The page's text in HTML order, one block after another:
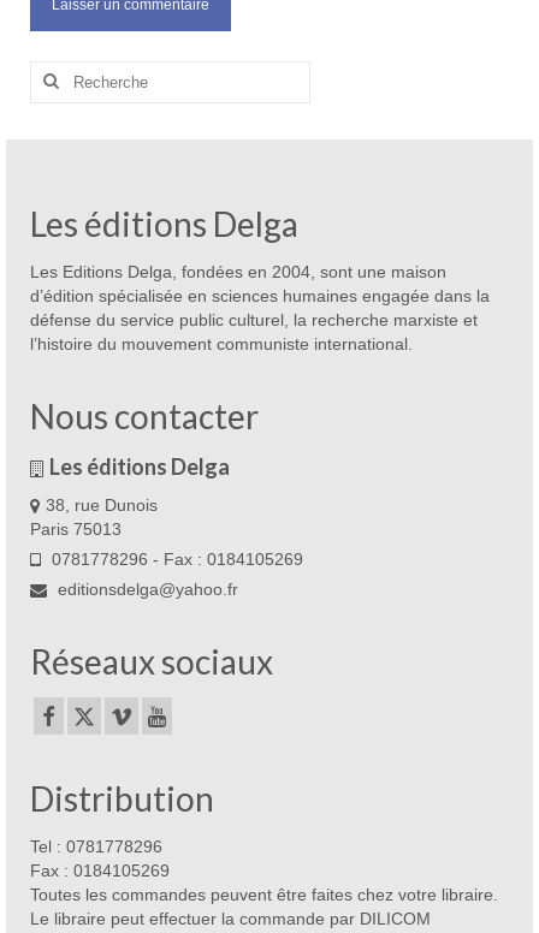
Rechercher
Les éditions Delga
Les Editions Delga, fondées en 2004, sont une maison
d’édition spécialisée en sciences humaines engagée dans la
défense du service public culturel, la recherche marxiste et
l’histoire du mouvement communiste international.
Nous contacter
Les éditions Delga
38, rue Dunois
Paris 75013
0781778296 - Fax : 0184105269
editionsdelga@yahoo.fr
Réseaux sociaux
Distribution
Tel : 0781778296
Fax : 0184105269
Toutes les commandes peuvent être faites chez votre libraire.
Le libraire peut effectuer la commande par DILICOM